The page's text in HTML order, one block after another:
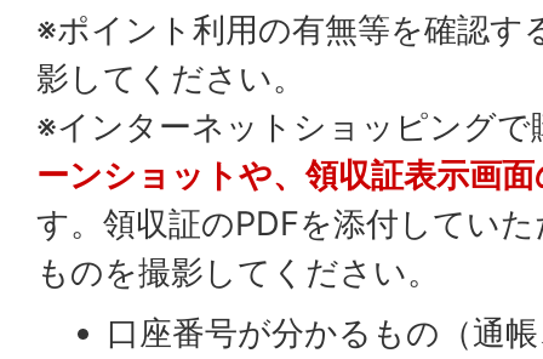
※ポイント利用の有無等を確認す
影してください。
※インターネットショッピングで
ーンショットや、領収証表示画
す。領収証のPDFを添付してい
ものを撮影してください。
口座番号が分かるもの（通